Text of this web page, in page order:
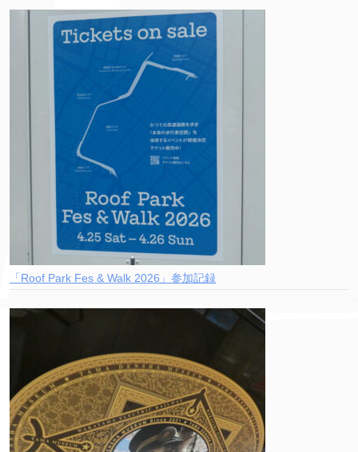
「Roof Park Fes & Walk 2026」参加記録